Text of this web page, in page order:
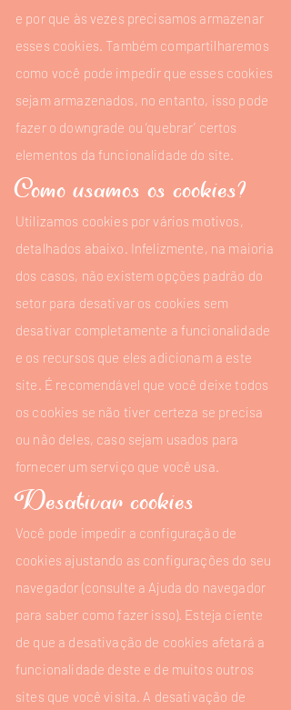
e por que às vezes precisamos armazenar
esses cookies. Também compartilharemos
como você pode impedir que esses cookies
sejam armazenados, no entanto, isso pode
fazer o downgrade ou ‘quebrar’ certos
elementos da funcionalidade do site.
Como usamos os cookies?
Utilizamos cookies por vários motivos,
detalhados abaixo. Infelizmente, na maioria
dos casos, não existem opções padrão do
setor para desativar os cookies sem
desativar completamente a funcionalidade
e os recursos que eles adicionam a este
site. É recomendável que você deixe todos
os cookies se não tiver certeza se precisa
ou não deles, caso sejam usados ​​para
fornecer um serviço que você usa.
Desativar cookies
Você pode impedir a configuração de
cookies ajustando as configurações do seu
navegador (consulte a Ajuda do navegador
para saber como fazer isso). Esteja ciente
de que a desativação de cookies afetará a
funcionalidade deste e de muitos outros
sites que você visita. A desativação de